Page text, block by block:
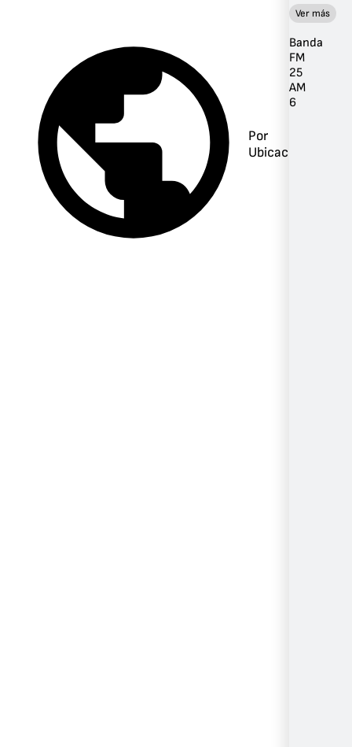
Por
Ubicación
Ver más
Banda
FM
25
AM
6